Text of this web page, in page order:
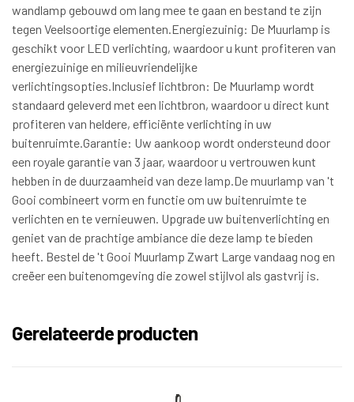
wandlamp gebouwd om lang mee te gaan en bestand te zijn
tegen Veelsoortige elementen.Energiezuinig: De Muurlamp is
geschikt voor LED verlichting, waardoor u kunt profiteren van
energiezuinige en milieuvriendelijke
verlichtingsopties.Inclusief lichtbron: De Muurlamp wordt
standaard geleverd met een lichtbron, waardoor u direct kunt
profiteren van heldere, efficiënte verlichting in uw
buitenruimte.Garantie: Uw aankoop wordt ondersteund door
een royale garantie van 3 jaar, waardoor u vertrouwen kunt
hebben in de duurzaamheid van deze lamp.De muurlamp van 't
Gooi combineert vorm en functie om uw buitenruimte te
verlichten en te vernieuwen. Upgrade uw buitenverlichting en
geniet van de prachtige ambiance die deze lamp te bieden
heeft. Bestel de 't Gooi Muurlamp Zwart Large vandaag nog en
creëer een buitenomgeving die zowel stijlvol als gastvrij is.
Gerelateerde producten